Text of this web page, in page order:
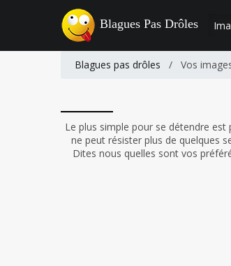
Blagues Pas Drôles
Blagues pas drôles / Vos
Le plus simple pour se détendre
ne peut résister plus de quelques
Dites nous quelles sont vos